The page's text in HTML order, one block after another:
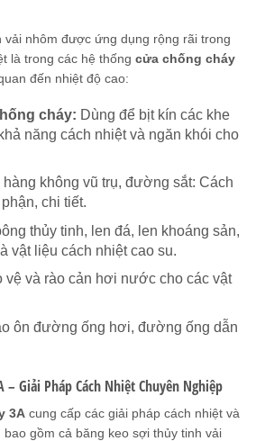
vải nhôm được ứng dụng rộng rãi trong
là trong các hệ thống cửa chống cháy
đến nhiệt độ cao:
cháy: Dùng để bịt kín các khe
năng cách nhiệt và ngăn khói cho
hàng không vũ trụ, đường sắt: Cách
chi tiết.
thủy tinh, len đá, len khoáng sản,
vật liệu cách nhiệt cao su.
vệ và rào cản hơi nước cho các vật
ôn đường ống hơi, đường ống dẫn
– Giải Pháp Cách Nhiệt Chuyên Nghiệp
3A cung cấp các giải pháp cách nhiệt và
gồm cả băng keo sợi thủy tinh vải